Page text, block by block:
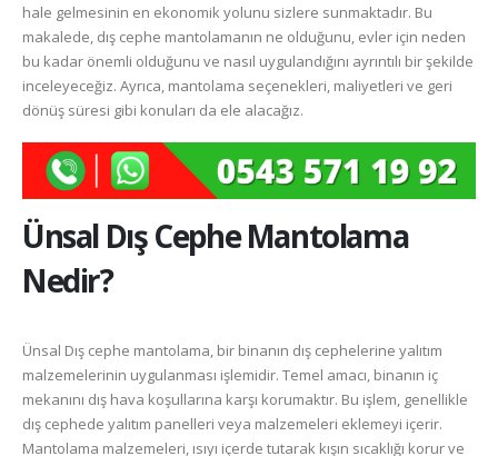
hale gelmesinin en ekonomik yolunu sizlere sunmaktadır. Bu
makalede, dış cephe mantolamanın ne olduğunu, evler için neden
bu kadar önemli olduğunu ve nasıl uygulandığını ayrıntılı bir şekilde
inceleyeceğiz. Ayrıca, mantolama seçenekleri, maliyetleri ve geri
dönüş süresi gibi konuları da ele alacağız.
Ünsal Dış Cephe Mantolama
Nedir?
Ünsal Dış cephe mantolama, bir binanın dış cephelerine yalıtım
malzemelerinin uygulanması işlemidir. Temel amacı, binanın iç
mekanını dış hava koşullarına karşı korumaktır. Bu işlem, genellikle
dış cephede yalıtım panelleri veya malzemeleri eklemeyi içerir.
Mantolama malzemeleri, ısıyı içerde tutarak kışın sıcaklığı korur ve